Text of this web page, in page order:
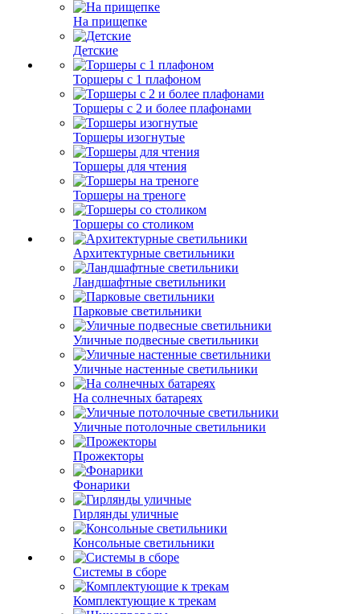
На прищепке
Детские
Торшеры с 1 плафоном
Торшеры с 2 и более плафонами
Торшеры изогнутые
Торшеры для чтения
Торшеры на треноге
Торшеры со столиком
Архитектурные светильники
Ландшафтные светильники
Парковые светильники
Уличные подвесные светильники
Уличные настенные светильники
На солнечных батареях
Уличные потолочные светильники
Прожекторы
Фонарики
Гирлянды уличные
Консольные светильники
Системы в сборе
Комплектующие к трекам